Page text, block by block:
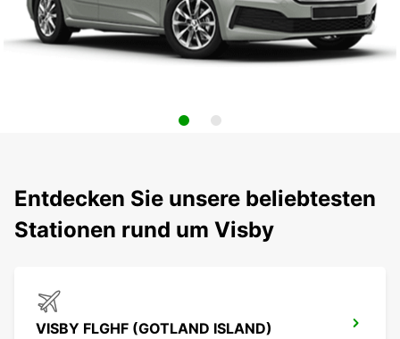
Entdecken Sie unsere beliebtesten
Stationen rund um Visby
VISBY FLGHF (GOTLAND ISLAND)